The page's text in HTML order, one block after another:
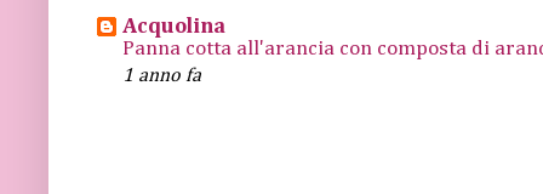
Acquolina
Panna cotta all'arancia con composta di
1 anno fa